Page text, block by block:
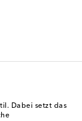
Dabei setzt das